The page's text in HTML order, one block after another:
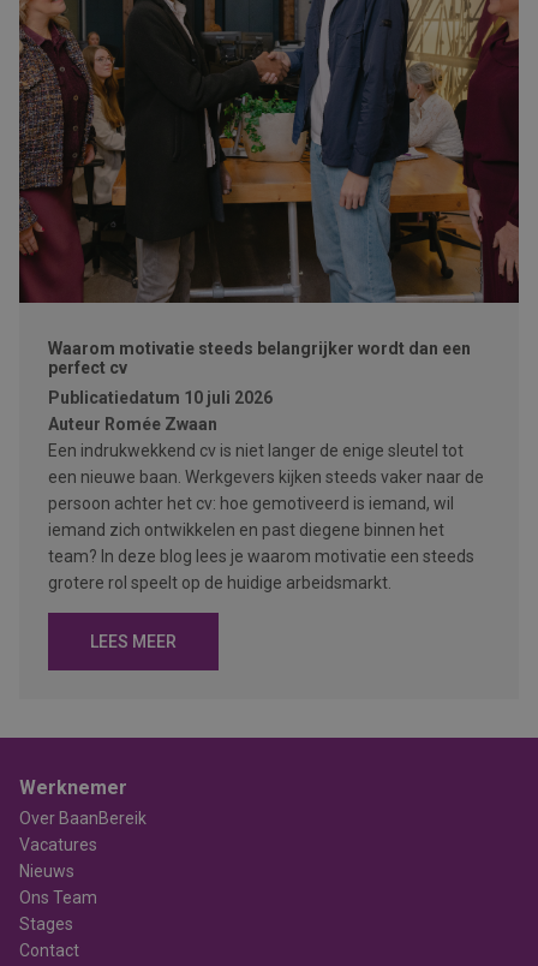
Waarom motivatie steeds belangrijker wordt dan een
perfect cv
Publicatiedatum 10 juli 2026
Auteur Romée Zwaan
Een indrukwekkend cv is niet langer de enige sleutel tot
een nieuwe baan. Werkgevers kijken steeds vaker naar de
persoon achter het cv: hoe gemotiveerd is iemand, wil
iemand zich ontwikkelen en past diegene binnen het
team? In deze blog lees je waarom motivatie een steeds
grotere rol speelt op de huidige arbeidsmarkt.
LEES MEER
Werknemer
Over BaanBereik
Vacatures
Nieuws
Ons Team
Stages
Contact